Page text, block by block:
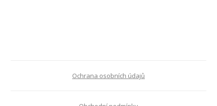
Ochrana osobních údajů